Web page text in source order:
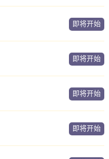
即将开始
即将开始
即将开始
即将开始